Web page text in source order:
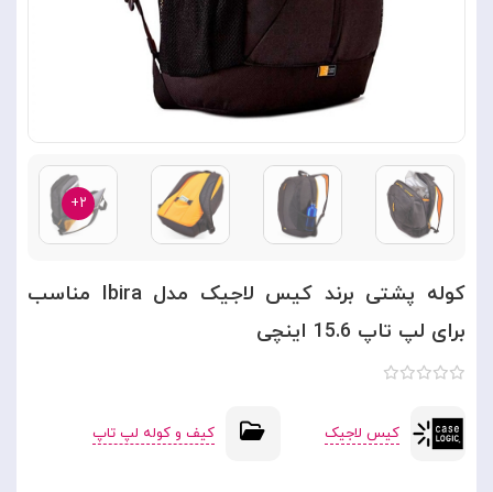
۲+
کوله پشتی برند کیس لاجیک مدل Ibira مناسب
برای لپ تاپ 15.6 اینچی
کیس لاجیک کیف و کوله لپ تاپ